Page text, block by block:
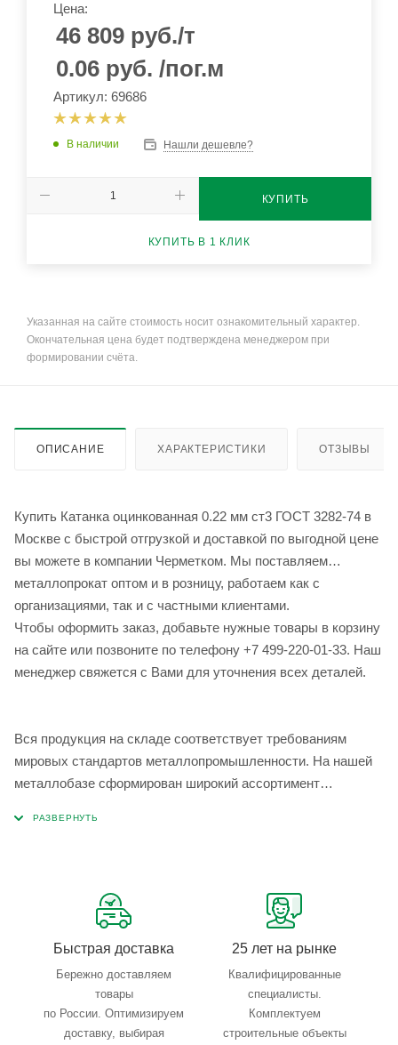
Цена:
46 809 руб./т
0.06 руб. /пог.м
Артикул: 69686
В наличии Нашли дешевле?
КУПИТЬ
КУПИТЬ В 1 КЛИК
Указанная на сайте стоимость носит ознакомительный характер.
Окончательная цена будет подтверждена менеджером при
формировании счёта.
ОПИСАНИЕ ХАРАКТЕРИСТИКИ ОТЗЫВЫ
Купить Катанка оцинкованная 0.22 мм ст3 ГОСТ 3282-74 в
Москве с быстрой отгрузкой и доставкой по выгодной цене
вы можете в компании Черметком. Мы поставляем
металлопрокат оптом и в розницу, работаем как с
организациями, так и с частными клиентами.
Чтобы оформить заказ, добавьте нужные товары в корзину
на сайте или позвоните по телефону +7 499-220-01-33. Наш
менеджер свяжется с Вами для уточнения всех деталей.
Вся продукция на складе соответствует требованиям
мировых стандартов металлопромышленности. На нашей
металлобазе сформирован широкий ассортимент
Быстрая доставка
Бережно доставляем
товары
по России. Оптимизируем
доставку, выбирая
25 лет на рынке
Квалифицированные
специалисты.
Комплектуем
строительные объекты